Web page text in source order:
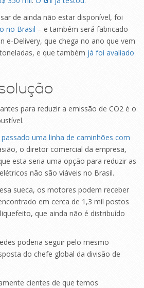
de ainda não estar disponível, foi
no Brasil – e também será fabricado
e-Delivery, que chega no ano que vem
e que também já foi avaliado
para reduzir a emissão de CO2 é o
uma linha de caminhões com
o diretor comercial da empresa,
esta seria uma opção para reduzir as
não são viáveis no Brasil.
sueca, os motores podem receber
em cerca de 1,3 mil postos
que ainda não é distribuído
poderia seguir pelo mesmo
do chefe global da divisão de
cientes de que temos